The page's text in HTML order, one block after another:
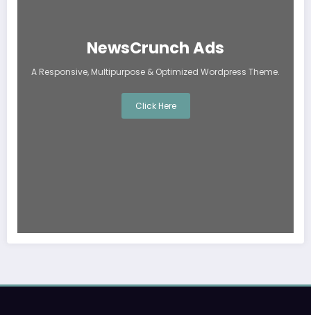
NewsCrunch Ads
A Responsive, Multipurpose & Optimized Wordpress Theme.
Click Here